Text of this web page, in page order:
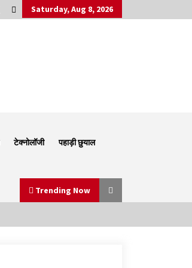
Saturday, Aug 8, 2026
टेक्नोलॉजी पहाड़ी छुयाल
Trending Now